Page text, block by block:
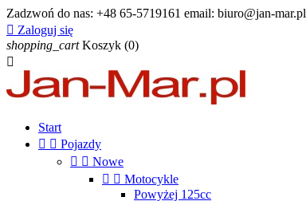
Zadzwoń do nas: +48 65-5719161 email: biuro@jan-mar.pl
 Zaloguj się
shopping_cart Koszyk (0)

Start
  Pojazdy
  Nowe
  Motocykle
Powyżej 125cc